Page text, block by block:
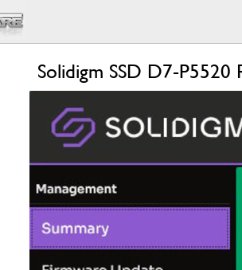
Solidigm SSD D7-P5520